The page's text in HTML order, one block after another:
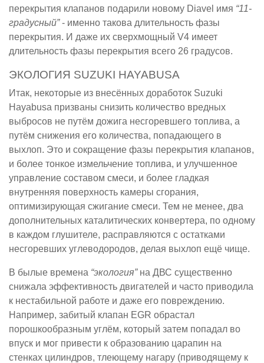
перекрытия клапанов подарили новому Diavel имя “11-
градусный”- именно такова длительность фазы
перекрытия. И даже их сверхмощный V4 имеет
длительность фазы перекрытия всего 26 градусов.
ЭКОЛОГИЯ SUZUKI HAYABUSA
Итак, некоторые из внесённых доработок Suzuki
Hayabusa призваны снизить количество вредных
выбросов не путём дожига несгоревшего топлива, а
путём снижения его количества, попадающего в
выхлоп. Это и сокращение фазы перекрытия клапанов,
и более тонкое измельчение топлива, и улучшенное
управление составом смеси, и более гладкая
внутренняя поверхность камеры сгорания,
оптимизирующая сжигание смеси. Тем не менее, два
дополнительных каталитических конвертера, по одному
в каждом глушителе, расправляются с остатками
несгоревших углеводородов, делая выхлоп ещё чище.
В былые времена “экология”на ДВС существенно
снижала эффективность двигателей и часто приводила
к нестабильной работе и даже его повреждению.
Например, забитый клапан EGR обрастал
порошкообразным углём, который затем попадал во
впуск и мог привести к образованию царапин на
стенках цилиндров, тлеющему нагару (приводящему к